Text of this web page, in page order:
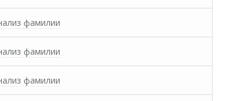
фамилии
фамилии
фамилии